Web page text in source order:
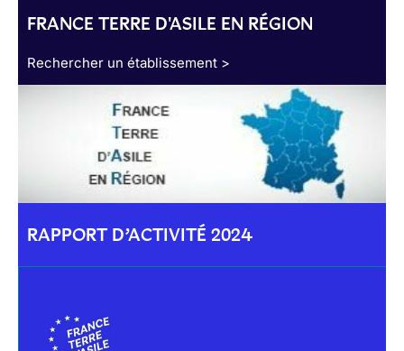
FRANCE TERRE D'ASILE EN RÉGION
Rechercher un établissement >
RAPPORT D’ACTIVITÉ 2024